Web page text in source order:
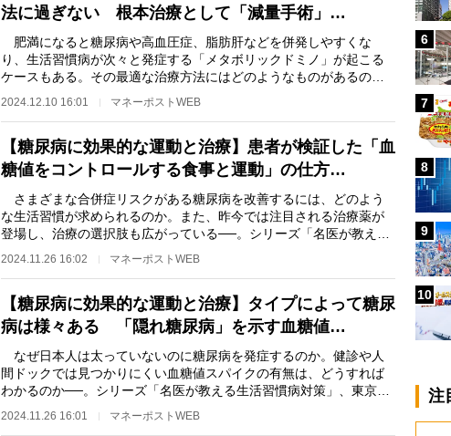
法に過ぎない 根本治療として「減量手術」…
肥満になると糖尿病や高血圧症、脂肪肝などを併発しやすくな
り、生活習慣病が次々と発症する「メタボリックドミノ」が起こる
ケースもある。その最適な治療方法にはどのようなものがあるのか
2024.12.10 16:01 マネーポストWEB
【糖尿病に効果的な運動と治療】患者が検証した「血
糖値をコントロールする食事と運動」の仕方…
さまざまな合併症リスクがある糖尿病を改善するには、どのよう
な生活習慣が求められるのか。また、昨今では注目される治療薬が
登場し、治療の選択肢も広がっている──。シリーズ「名医が教える
2024.11.26 16:02 マネーポストWEB
【糖尿病に効果的な運動と治療】タイプによって糖尿
病は様々ある 「隠れ糖尿病」を示す血糖値…
なぜ日本人は太っていないのに糖尿病を発症するのか。健診や人
間ドックでは見つかりにくい血糖値スパイクの有無は、どうすれば
わかるのか──。シリーズ「名医が教える生活習慣病対策」、東京慈
2024.11.26 16:01 マネーポストWEB
6
7
8
9
10
注